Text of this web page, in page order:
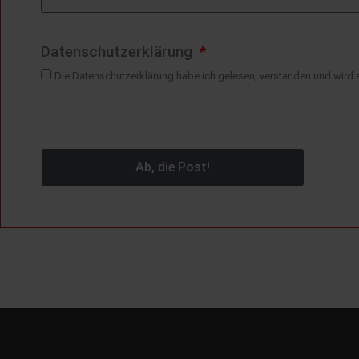
Datenschutzerklärung
Die Datenschutzerklärung habe ich gelesen, verstanden und wird
Ab, die Post!